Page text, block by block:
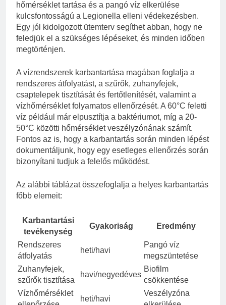
hőmérséklet tartása és a pangó víz elkerülése
kulcsfontosságú a Legionella elleni védekezésben.
Egy jól kidolgozott ütemterv segíthet abban, hogy ne
feledjük el a szükséges lépéseket, és minden időben
megtörténjen.
A vízrendszerek karbantartása magában foglalja a
rendszeres átfolyatást, a szűrők, zuhanyfejek,
csaptelepek tisztítását és fertőtlenítését, valamint a
vízhőmérséklet folyamatos ellenőrzését. A 60°C feletti
víz például már elpusztítja a baktériumot, míg a 20-
50°C közötti hőmérséklet veszélyzónának számít.
Fontos az is, hogy a karbantartás során minden lépést
dokumentáljunk, hogy egy esetleges ellenőrzés során
bizonyítani tudjuk a felelős működést.
Az alábbi táblázat összefoglalja a helyes karbantartás
főbb elemeit:
Karbantartási
tevékenység
Gyakoriság Eredmény
Rendszeres
átfolyatás
heti/havi
Pangó víz
megszüntetése
Zuhanyfejek,
szűrők tisztítása
havi/negyedéves
Biofilm
csökkentése
Vízhőmérséklet
heti/havi
Veszélyzóna